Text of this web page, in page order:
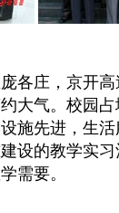
庄，京开高
大气。校园
施先进，生
设的教学实
需要。